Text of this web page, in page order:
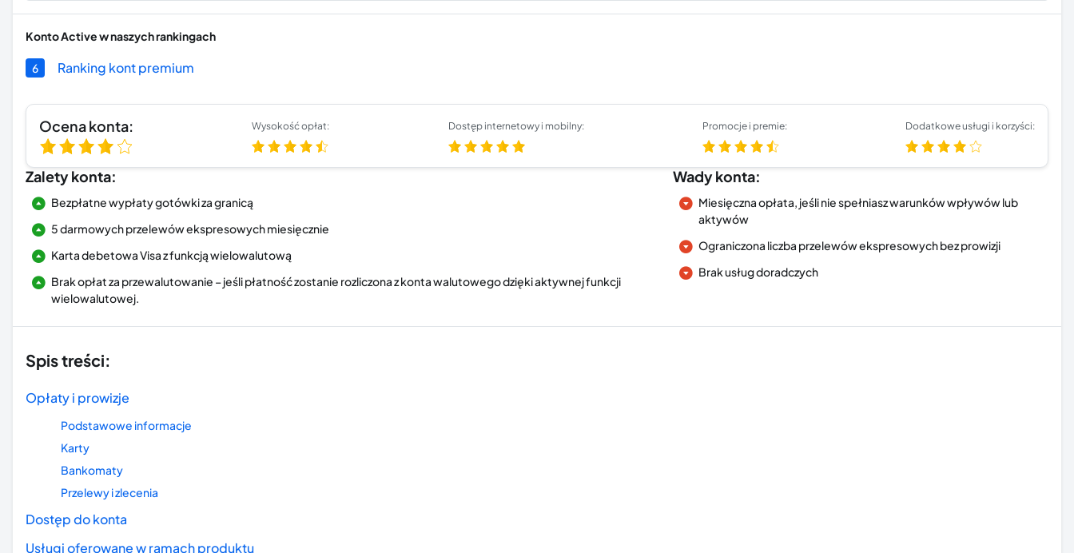
Konto Activew naszych rankingach
6 Ranking kont premium
Ocena konta: Wysokość opłat: Dostęp internetowy i mobilny: Promocje i premie: Dodatkowe usługi i korzyści:
Zalety konta:
Bezpłatne wypłaty gotówki za granicą
5 darmowych przelewów ekspresowych miesięcznie
Karta debetowa Visa z funkcją wielowalutową
Brak opłat za przewalutowanie – jeśli płatność zostanie rozliczona z konta walutowego dzięki aktywnej funkcji
wielowalutowej.
Wady konta:
Miesięczna opłata, jeśli nie spełniasz warunków wpływów lub
aktywów
Ograniczona liczba przelewów ekspresowych bez prowizji
Brak usług doradczych
Spis treści:
Opłaty i prowizje
Podstawowe informacje
Karty
Bankomaty
Przelewy i zlecenia
Dostęp do konta
Usługi oferowane w ramach produktu